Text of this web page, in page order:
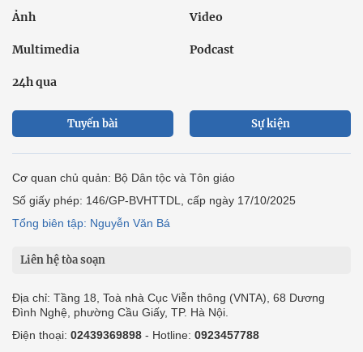
Ảnh Video
Multimedia Podcast
24h qua
Tuyến bài Sự kiện
Cơ quan chủ quản: Bộ Dân tộc và Tôn giáo
Số giấy phép: 146/GP-BVHTTDL, cấp ngày 17/10/2025
Tổng biên tập: Nguyễn Văn Bá
Liên hệ tòa soạn
Địa chỉ: Tầng 18, Toà nhà Cục Viễn thông (VNTA), 68 Dương
Đình Nghệ, phường Cầu Giấy, TP. Hà Nội.
Điện thoại: 02439369898 - Hotline: 0923457788